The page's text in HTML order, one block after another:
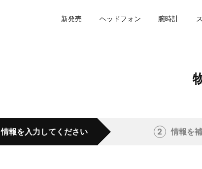
新発売
ヘッドフォン 腕時計
情報を入力してください 2 情報を